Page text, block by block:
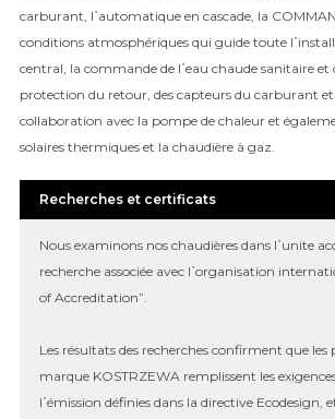
carburant, l᾿automatique en cascade, la
conditions atmosphériques qui guide toute
central, la commande de l᾿eau chaude sanitaire et
protection du retour, des capteurs du carburant et
collaboration avec la pompe de chaleur et
solaires thermiques et la chaudière à gaz.
Recherches et certificats
Nous examinons nos chaudières dans l᾿unite
recherche associée avec l᾿organisation
of Accreditation”.
Les résultats des recherches confirment que les
marque KOSTRZEWA remplissent les
l᾿émission définies dans la directive Ecodesign,